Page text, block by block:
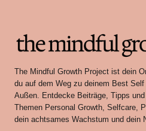
The Mindful Growth Project ist dein
du auf dem Weg zu deinem Best
Außen. Entdecke Beiträge, Tipps
Themen Personal Growth, Selfcare,
dein achtsames Wachstum und dein